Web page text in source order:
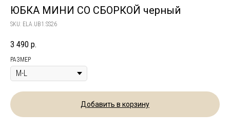
ЮБКА МИНИ СО СБОРКОЙ черный
SKU: ELA.UB1.SS26
3 490 р.
РАЗМЕР
Добавить в корзину